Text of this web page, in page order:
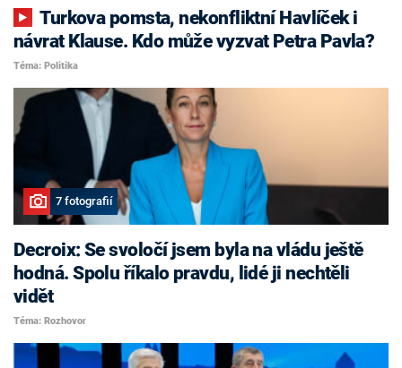
Turkova pomsta, nekonfliktní Havlíček i
návrat Klause. Kdo může vyzvat Petra Pavla?
Téma: Politika
7 fotografií
Decroix: Se svoločí jsem byla na vládu ještě
hodná. Spolu říkalo pravdu, lidé ji nechtěli
vidět
Téma: Rozhovor